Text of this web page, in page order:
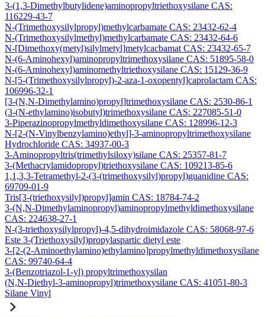
3-(1,3-Dimethylbutylidene)aminopropyltriethoxysilane CAS:
116229-43-7
N-(Trimethoxysilylpropyl)methylcarbamate CAS: 23432-62-4
N-(Trimethoxysilylmethyl)methylcarbamate CAS: 23432-64-6
N-[Dimethoxy(metyl)silylmetyl]metylcacbamat CAS: 23432-65-7
N-(6-Aminohexyl)aminopropyltrimethoxysilane CAS: 51895-58-0
N-(6-Aminohexyl)aminomethyltriethoxysilane CAS: 15129-36-9
N-[5-(Trimethoxysilylpropyl)-2-aza-1-oxopentyl]caprolactam CAS:
106996-32-1
[3-(N,N-Dimethylamino)propyl]trimethoxysilane CAS: 2530-86-1
(3-(N-ethylamino)isobutyl)trimethoxysilane CAS: 227085-51-0
3-Piperazinopropylmethyldimethoxysilane CAS: 128996-12-3
N-[2-(N-Vinylbenzylamino)ethyl]-3-aminopropyltrimethoxysilane
Hydrochloride CAS: 34937-00-3
3-Aminopropyltris(trimethylsiloxy)silane CAS: 25357-81-7
3-(Methacrylamidopropyl)triethoxysilane CAS: 109213-85-6
1,1,3,3-Tetramethyl-2-(3-(trimethoxysilyl)propyl)guanidine CAS:
69709-01-9
Tris[3-(triethoxysilyl)propyl]amin CAS: 18784-74-2
3-(N,N-Dimethylaminopropyl)aminopropylmethyldimethoxysilane
CAS: 224638-27-1
N-(3-triethoxysilylpropyl)-4,5-dihydroimidazole CAS: 58068-97-6
Este 3-(Triethoxysilyl)propylaspartic dietyl este
3-[2-(2-Aminoethylamino)ethylamino]propylmethyldimethoxysilane
CAS: 99740-64-4
3-(Benzotriazol-1-yl) propyltrimethoxysilan
(N,N-Diethyl-3-aminopropyl)trimethoxysilane CAS: 41051-80-3
Silane Vinyl